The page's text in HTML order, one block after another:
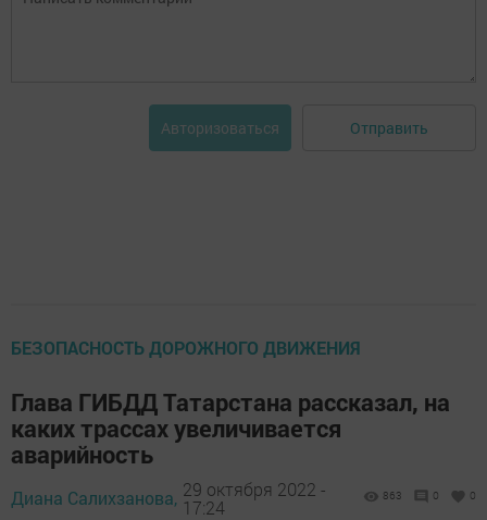
Авторизоваться Отправить
БЕЗОПАСНОСТЬ ДОРОЖНОГО ДВИЖЕНИЯ
Глава ГИБДД Татарстана рассказал, на
каких трассах увеличивается
аварийность
Диана Салихзанова, 29 октября 2022 -
17:24
863 0 0